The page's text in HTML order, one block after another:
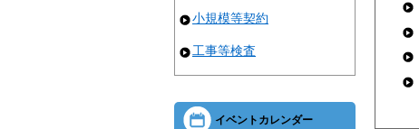
小規模等契約
工事等検査
イベントカレンダー